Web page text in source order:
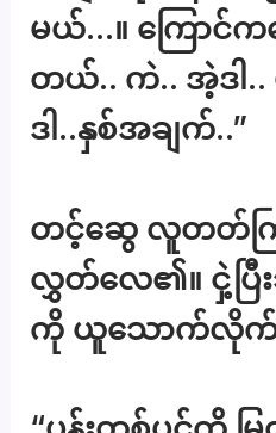
မယ်…။ ကြောင်က
တယ်.. ကဲ.. အဲ့ဒါ
ဒါ..နှစ်အချက်..”
တင့်ဆွေ လူတတ်ကြီ
လွှတ်လေ၏။ ငှဲ့ပြီး
ကို ယူသောက်လိုက်